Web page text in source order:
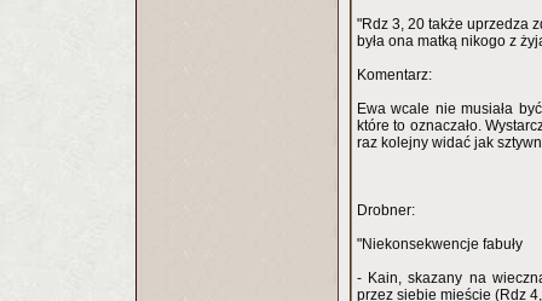
"Rdz 3, 20 także uprzedza
była ona matką nikogo z
Komentarz:
Ewa wcale nie musiała
które to oznaczało.
raz kolejny widać jak
Drobner:
"Niekonsekwencje fabuły
- Kain, skazany na
przez siebie mieście (Rdz